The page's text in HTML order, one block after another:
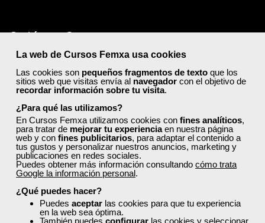
La web de Cursos Femxa usa cookies
Las cookies son pequeños fragmentos de texto que los
sitios web que visitas envía al navegador con el objetivo de
recordar información sobre tu visita.
¿Para qué las utilizamos?
En Cursos Femxa utilizamos cookies con fines analíticos,
para tratar de mejorar tu experienciaen nuestra página
web y con fines publicitarios, para adaptar el contenido a
tus gustos y personalizar nuestros anuncios, marketing y
publicaciones en redes sociales.
Puedes obtener más información consultando cómo trata
Google la información personal.
¿Qué puedes hacer?
Puedes aceptar las cookies para que tu experiencia
en la web sea óptima.
También puedes configurar las cookies y seleccionar
Quiénes Somos:
Especialistas en consultoría y formación para el empleo
Nuestro objetivo diario es, única y exclusivamente, ayudarte a
conseguir tus metas profesionales ofreciéndote los mejores
cursosdel momento. ¿Te apuntas?
Más sobre Femxa
Cursos:
CURSOS
BONIFICA TU FORMACIÓN